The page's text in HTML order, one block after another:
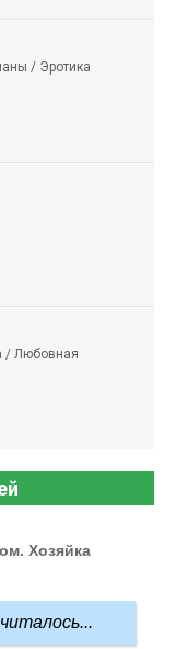
/ Эротика
/ Любовная
Хозяйка